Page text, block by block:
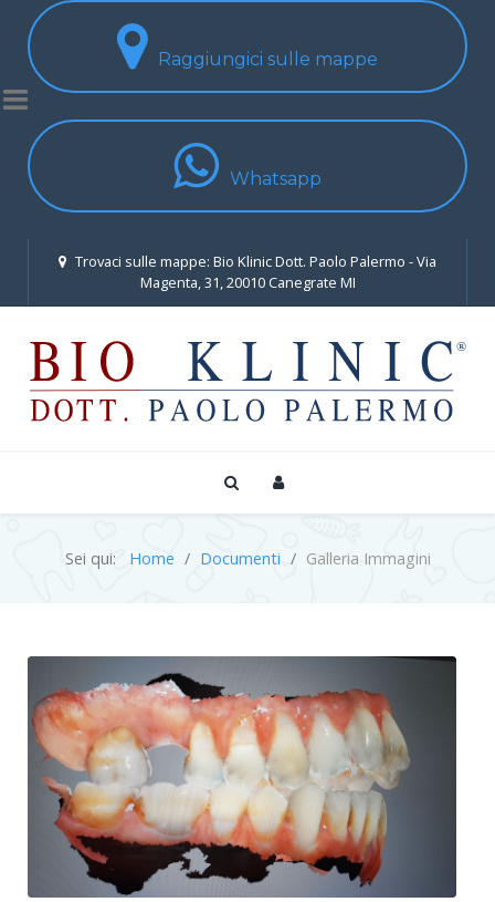
Raggiungici sulle mappe
Whatsapp
Trovaci sulle mappe: Bio Klinic Dott. Paolo Palermo - Via
Magenta, 31, 20010 Canegrate MI
Sei qui: Home Documenti Galleria Immagini